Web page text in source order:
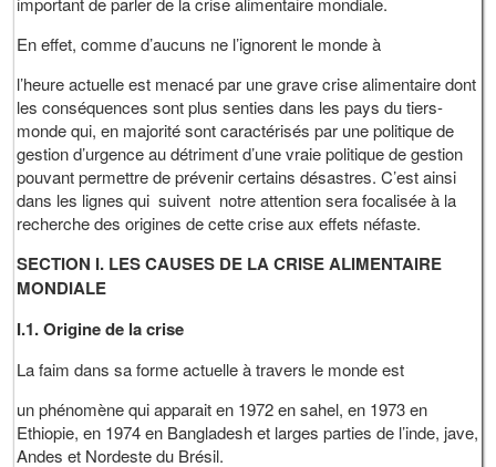
En effet, comme d’aucuns ne l’ignorent le monde à
l’heure actuelle est menacé par une grave crise alimentaire dont
les conséquences sont plus senties dans les pays du tiers-
monde qui, en majorité sont caractérisés par une politique de
gestion d’urgence au détriment d’une vraie politique de gestion
pouvant permettre de prévenir certains désastres. C’est ainsi
dans les lignes qui suivent notre attention sera focalisée à la
recherche des origines de cette crise aux effets néfaste.
SECTION I. LES CAUSES DE LA CRISE ALIMENTAIRE
MONDIALE
I.1. Origine de la crise
La faim dans sa forme actuelle à travers le monde est
un phénomène qui apparait en 1972 en sahel, en 1973 en
Ethiopie, en 1974 en Bangladesh et larges parties de l’inde, jave,
Andes et Nordeste du Brésil.